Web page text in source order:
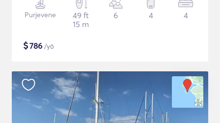
Purjevene
49 ft
15 m
6 4 4
$786 /yö